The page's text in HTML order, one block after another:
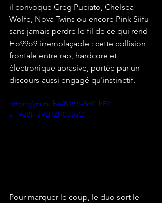
il convoque Greg Puciato, Chelsea
Wolfe, Nova Twins ou encore Pink Siifu
sans jamais perdre le fil de ce qui rend
Ho99o9 irremplaçable : cette collision
frontale entre rap, hardcore et
électronique abrasive, portée par un
discours aussi engagé qu'instinctif.
https://youtu.be/B1WI-8nK_hE?
si=9gBjFdVLHZH0o3qO
Pour marquer le coup, le duo sort le